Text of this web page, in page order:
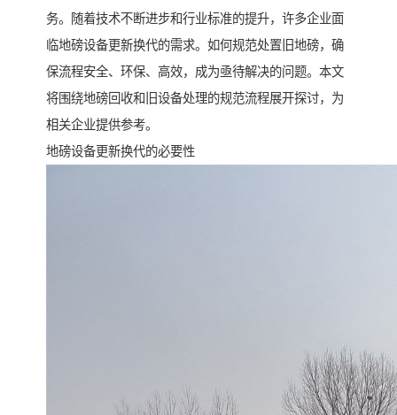
务。随着技术不断进步和行业标准的提升，许多企业面
临地磅设备更新换代的需求。如何规范处置旧地磅，确
保流程安全、环保、高效，成为亟待解决的问题。本文
将围绕地磅回收和旧设备处理的规范流程展开探讨，为
相关企业提供参考。
地磅设备更新换代的必要性